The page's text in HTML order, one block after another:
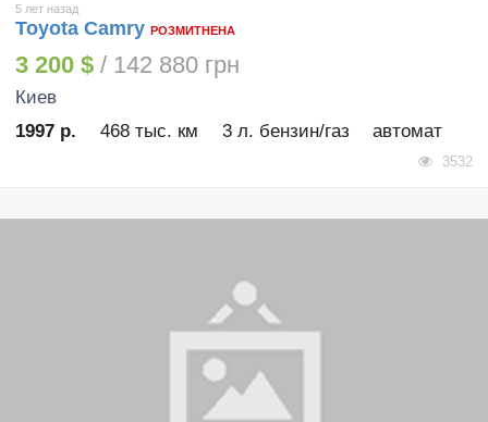
5 лет назад
Toyota Camry РОЗМИТНЕНА
3 200 $ / 142 880 грн
Киев
1997 р.
468 тыс. км 3 л. бензин/газ автомат
3532